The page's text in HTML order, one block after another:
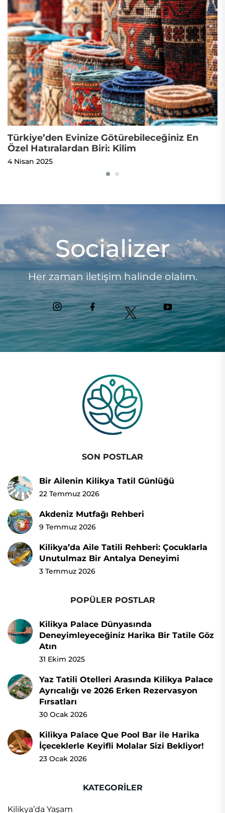
Türkiye’den Evinize Götürebileceğiniz En
Özel Hatıralardan Biri: Kilim
4 Nisan 2025
Socializer
Her zaman iletişim halinde olalım.
SON POSTLAR
Bir Ailenin Kilikya Tatil Günlüğü
22 Temmuz 2026
Akdeniz Mutfağı Rehberi
9 Temmuz 2026
Kilikya’da Aile Tatili Rehberi: Çocuklarla
Unutulmaz Bir Antalya Deneyimi
3 Temmuz 2026
POPÜLER POSTLAR
Kilikya Palace Dünyasında
Deneyimleyeceğiniz Harika Bir Tatile Göz
Atın
31 Ekim 2025
Yaz Tatili Otelleri Arasında Kilikya Palace
Ayrıcalığı ve 2026 Erken Rezervasyon
Fırsatları
30 Ocak 2026
Kilikya Palace Que Pool Bar ile Harika
İçeceklerle Keyifli Molalar Sizi Bekliyor!
23 Ocak 2026
KATEGORİLER
Kilikya’da Yaşam